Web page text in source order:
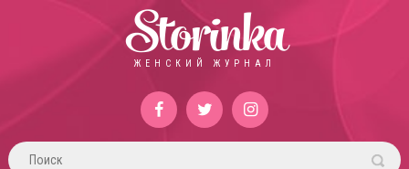
Storinka
ЖЕНСКИЙ ЖУРНАЛ